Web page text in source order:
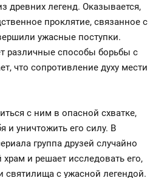
древних легенд. Оказывается,
проклятие, связанное с
ужасные поступки.
различные способы борьбы с
что сопротивление духу мести
с ним в опасной схватке,
и уничтожить его силу. В
группа друзей случайно
и решает исследовать его,
святилища с ужасной легендой.